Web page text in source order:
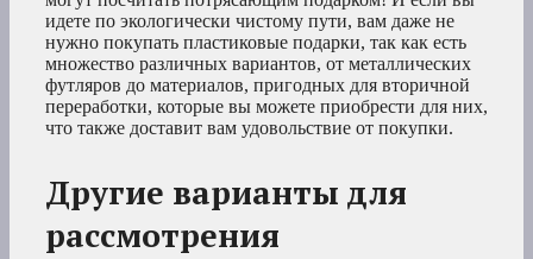
идете по экологически чистому пути, вам даже не
нужно покупать пластиковые подарки, так как есть
множество различных вариантов, от металлических
футляров до материалов, пригодных для вторичной
переработки, которые вы можете приобрести для них,
что также доставит вам удовольствие от покупки.
Другие варианты для
рассмотрения